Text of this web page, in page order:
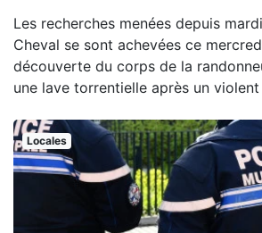
Les recherches menées depuis
Cheval se sont achevées ce
découverte du corps de la
une lave torrentielle après un
Locales